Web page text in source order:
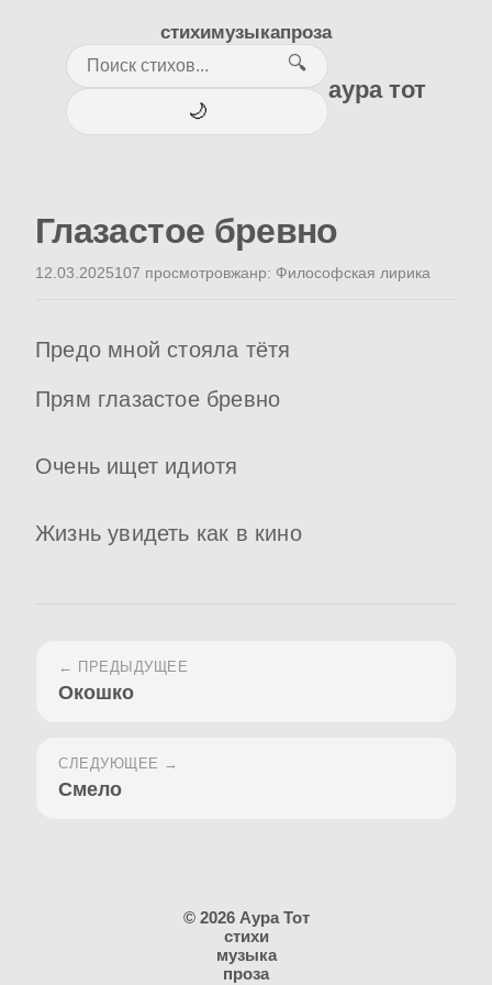
стихимузыкапроза
🔍
🌙
аура тот
Глазастое бревно
12.03.2025107 просмотровжанр: Философская лирика
Предо мной стояла тётя
Прям глазастое бревно
Очень ищет идиотя
Жизнь увидеть как в кино
← ПРЕДЫДУЩЕЕ
Окошко
СЛЕДУЮЩЕЕ →
Смело
© 2026 Аура Тот
стихи
музыка
проза